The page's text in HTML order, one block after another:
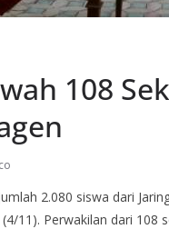
108
2.080 siswa dari
11). Perwakilan dari